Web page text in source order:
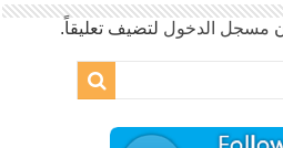
مسجل الدخول لتضيف تعليقاً.